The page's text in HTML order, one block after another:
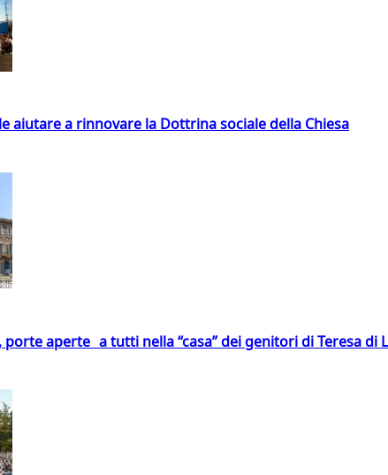
aiutare a rinnovare la Dottrina sociale della Chiesa
aperte a tutti nella “casa” dei genitori di Teresa di